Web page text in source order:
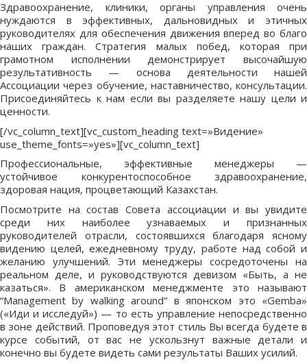
Здравоохранение, клиники, органы управления очень
нуждаются в эффективных, дальновидных и этичных
руководителях для обеспечения движения вперед во благо
наших граждан. Стратегия малых побед, которая при
грамотном исполнении демонстрирует высочайшую
результативность — основа деятельности нашей
Ассоциации через обучение, наставничество, консультации.
Присоединяйтесь к нам если вы разделяете нашу цели и
ценности.
[/vc_column_text][vc_custom_heading text=»Видение»
use_theme_fonts=»yes»][vc_column_text]
Профессиональные, эффективные менеджеры —
устойчивое конкурентоспособное здравоохранение,
здоровая нация, процветающий Казахстан.
Посмотрите на состав Совета ассоциации и вы увидите
среди них наиболее узнаваемых и признанных
руководителей отрасли, состоявшихся благодаря ясному
видению целей, ежедневному труду, работе над собой и
желанию улучшений. Эти менеджеры сосредоточены на
реальном деле, и руководствуются девизом «Быть, а не
казаться». В американском менеджменте это называют
“Management by walking around” в японском это «Gemba»
(«Иди и исследуй») — то есть управление непосредственно
в зоне действий. Проповедуя этот стиль Вы всегда будете в
курсе событий, от вас не ускользнут важные детали и
конечно вы будете видеть сами результаты Ваших усилий.